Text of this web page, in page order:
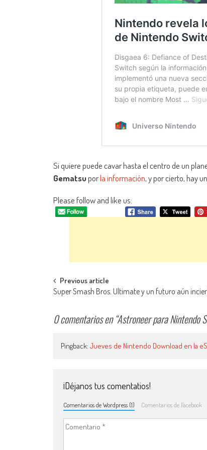
Si quiere puede cavar hasta el centro de un
Gematsuporla información, y por cierto, hay
Please follow and like us:
Navegación de entradas
Previous article
Super Smash Bros. Ultimate y un futuro aún
0 comentarios en “Astroneer para Nintendo
Pingback: Jueves de Nintendo Download en la
¡Déjanos tus comentatios!
Comentarios de Wordpress (1) Comentarios de Facebook